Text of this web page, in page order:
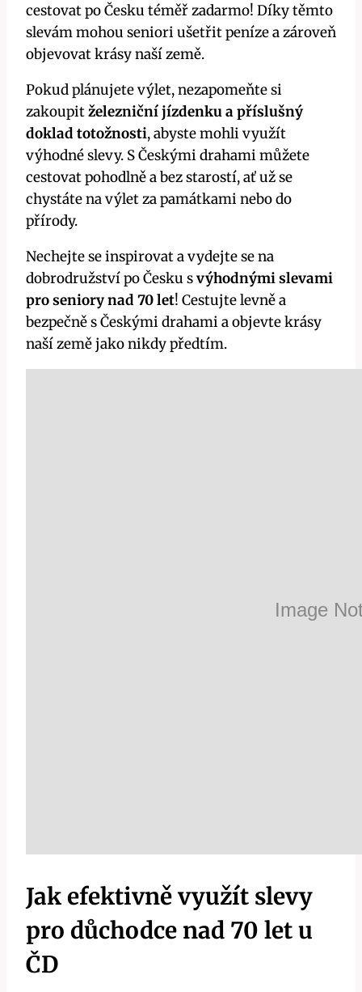
cestovat po Česku téměř zadarmo! Díky těmto
slevám mohou seniori ušetřit peníze a zároveň
objevovat krásy naší země.
Pokud plánujete výlet, nezapomeňte si
zakoupitželezniční jízdenku a příslušný
doklad totožnosti, abyste mohli využít
výhodné slevy. S Českými drahami můžete
cestovat pohodlně a bez starostí, ať už se
chystáte na výlet za památkami nebo do
přírody.
Nechejte se inspirovat a vydejte se na
dobrodružství po Česku svýhodnými slevami
pro seniory nad 70 let! Cestujte levně a
bezpečně s Českými drahami a objevte krásy
naší země jako nikdy předtím.
Jak efektivně využít slevy
pro důchodce nad 70 let u
ČD